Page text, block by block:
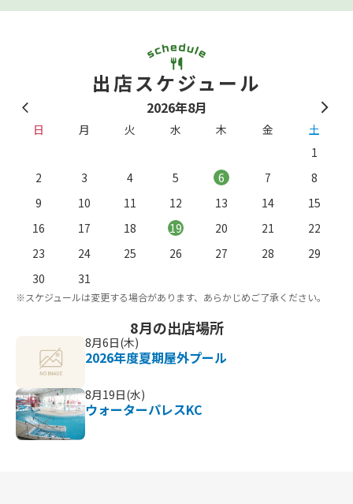
出店スケジュール
2026年8月
日 月 火 水 木 金
土
1
2
3 4 5 6 7
8
9
10 11 12 13 14
15
16
17 18 19 20 21
22
23
24 25 26 27 28
29
30
31
※スケジュールは変更する場合があります、あらかじめご了承ください。
8月の出店場所
8月6日(木)
2026年度夏期屋外プール
8月19日(水)
ウォーターパレスKC